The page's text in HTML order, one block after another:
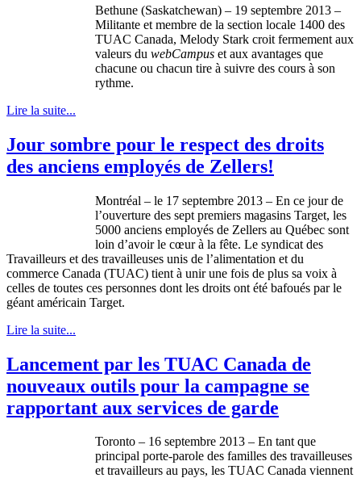
Bethune (Saskatchewan) – 19 septembre 2013 –
Militante et membre de la section locale 1400 des
TUAC Canada, Melody Stark croit fermement aux
valeurs du webCampus et aux avantages que
chacune ou chacun tire à suivre des cours à son
rythme.
Lire la suite...
Jour sombre pour le respect des droits
des anciens employés de Zellers!
Montréal – le 17 septembre 2013 – En ce jour de
l’ouverture des sept premiers magasins Target, les
5000 anciens employés de Zellers au Québec sont
loin d’avoirle cœur à la fête. Le syndicat des
Travailleurs et des travailleuses unis de l’alimentation et du
commerce Canada (TUAC) tient à unir une fois de plus sa voix à
celles de toutes ces personnes dont les droits ont été bafoués par le
géant américain Target.
Lire la suite...
Lancement par les TUAC Canada de
nouveaux outils pour la campagne se
rapportant aux services de garde
Toronto – 16 septembre 2013 – En tant que
principal porte-parole des familles des travailleuses
ettravailleurs au pays, les TUAC Canada viennent